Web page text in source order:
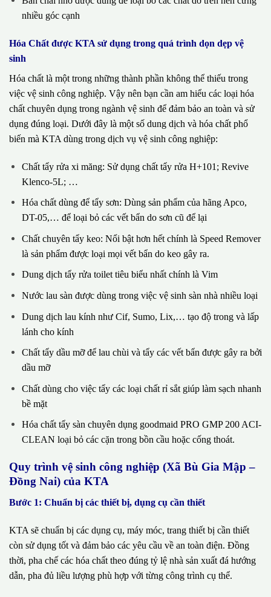
nhiều góc cạnh
Hóa Chất được KTA sử dụng trong quá trình dọn dẹp vệ
sinh
Hóa chất là một trong những thành phần không thể thiếu trong
việc vệ sinh công nghiệp. Vậy nên bạn cần am hiểu các loại hóa
chất chuyên dụng trong ngành vệ sinh để đảm bảo an toàn và sử
dụng đúng loại. Dưới đây là một số dung dịch và hóa chất phổ
biến mà KTA dùng trong dịch vụ vệ sinh công nghiệp:
Chất tẩy rửa xi măng: Sử dụng chất tẩy rửa H+101; Revive
Klenco-5L; …
Hóa chất dùng để tẩy sơn: Dùng sản phẩm của hãng Apco,
DT-05,… để loại bỏ các vết bẩn do sơn cũ để lại
Chất chuyên tẩy keo: Nổi bật hơn hết chính là Speed Remover
là sản phẩm được loại mọi vết bẩn do keo gây ra.
Dung dịch tẩy rửa toilet tiêu biểu nhất chính là Vim
Nước lau sàn được dùng trong việc vệ sinh sàn nhà nhiều loại
Dung dịch lau kính như Cif, Sumo, Lix,… tạo độ trong và lấp
lánh cho kính
Chất tẩy dầu mỡ để lau chùi và tẩy các vết bẩn được gây ra bởi
dầu mỡ
Chất dùng cho việc tẩy các loại chất rỉ sắt giúp làm sạch nhanh
bề mặt
Hóa chất tẩy sàn chuyên dụng goodmaid PRO GMP 200 ACI-
CLEAN loại bỏ các cặn trong bồn cầu hoặc cống thoát.
Quy trình vệ sinh công nghiệp (Xã Bù Gia Mập –
Đồng Nai) của KTA
Bước 1: Chuẩn bị các thiết bị, dụng cụ cần thiết
KTA sẽ chuẩn bị các dụng cụ, máy móc, trang thiết bị cần thiết
còn sử dụng tốt và đảm bảo các yêu cầu về an toàn điện. Đồng
thời, pha chế các hóa chất theo đúng tỷ lệ nhà sản xuất đá hướng
dẫn, pha đủ liều lượng phù hợp với từng công trình cụ thể.